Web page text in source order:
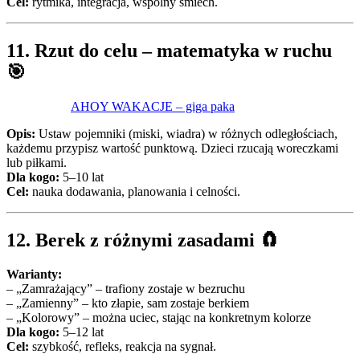
11. Rzut do celu – matematyka w ruchu
🎯
AHOY WAKACJE – giga paka
Opis: Ustaw pojemniki (miski, wiadra) w różnych odległościach,
każdemu przypisz wartość punktową. Dzieci rzucają woreczkami
lub piłkami.
Dla kogo: 5–10 lat
Cel: nauka dodawania, planowania i celności.
12. Berek z różnymi zasadami 🧲
Warianty:
– „Zamrażający” – trafiony zostaje w bezruchu
– „Zamienny” – kto złapie, sam zostaje berkiem
– „Kolorowy” – można uciec, stając na konkretnym kolorze
Dla kogo: 5–12 lat
Cel: szybkość, refleks, reakcja na sygnał.